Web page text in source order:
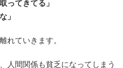
ってきてる」
」
れていきます。
人間関係も貧乏になってしまう